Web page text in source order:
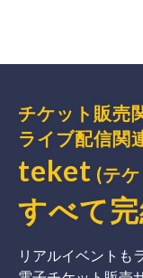
チケット販売
ライブ配信関
teket (テ
すべて
リアルイベントも